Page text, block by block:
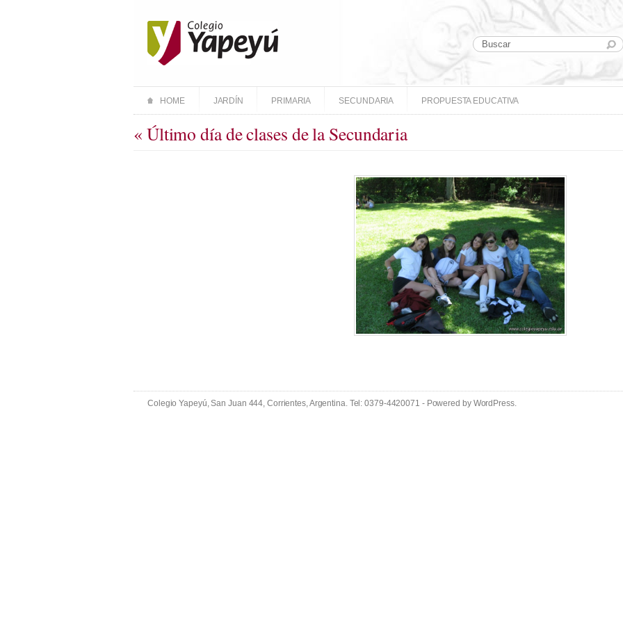
HOME JARDÍN PRIMARIA SECUNDARIA PROPUESTA EDUCATIVA
« Último día de clases de la Secundaria
Colegio Yapeyú, San Juan 444, Corrientes, Argentina. Tel: 0379-4420071 - Powered by WordPress.